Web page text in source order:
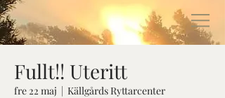
Fullt!! Uteritt
fre 22 maj
  |
Källgårds Ryttarcenter